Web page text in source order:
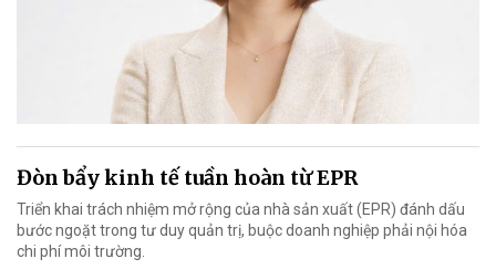
Đòn bẩy kinh tế tuần hoàn từ EPR
Triển khai trách nhiệm mở rộng của nhà sản xuất (EPR) đánh dấu
bước ngoặt trong tư duy quản trị, buộc doanh nghiệp phải nội hóa
chi phí môi trường.